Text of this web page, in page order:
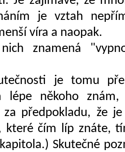
je vztah
víra a naopak.
znamená
je tomu
lépe někoho
za předpokladu, že
které čím líp znáte,
Skutečné